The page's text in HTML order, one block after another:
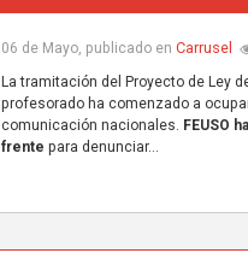
06 de Mayo, publicado en Carrusel
La tramitación del Proyecto de Ley
profesorado ha comenzado a
comunicación nacionales. FEUSO
frente para denunciar...